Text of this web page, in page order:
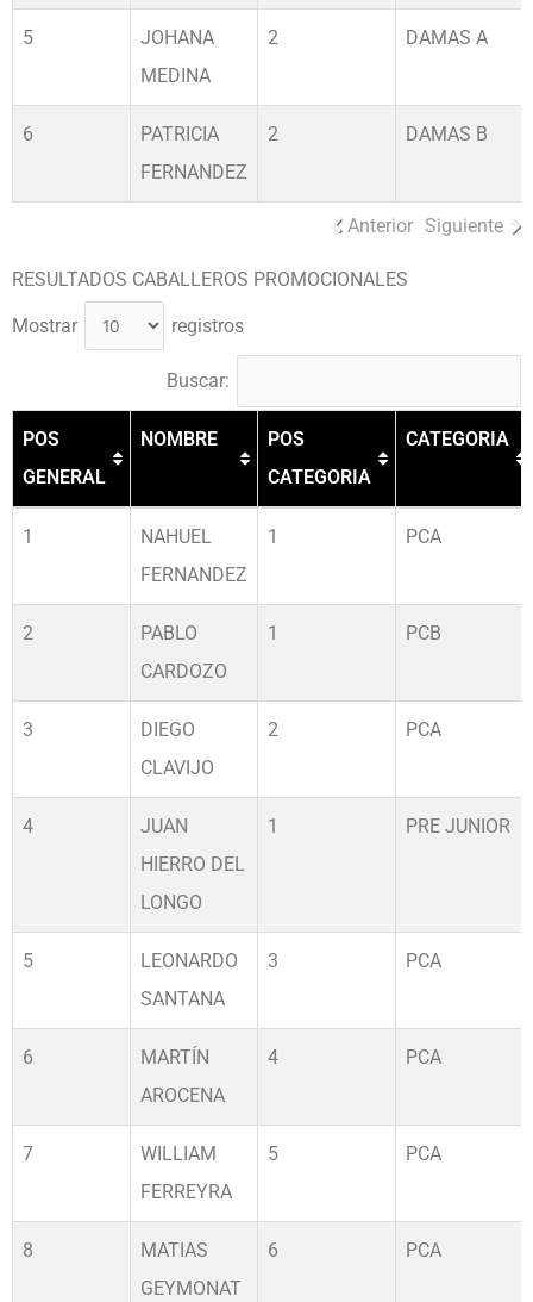
5
JOHANA
MEDINA
2 DAMAS A
6
PATRICIA
FERNANDEZ
2 DAMAS B
Anterior Siguiente
RESULTADOS CABALLEROS PROMOCIONALES
Mostrar registros
Buscar:
POS
GENERAL
NOMBRE
POS
CATEGORIA
CATEGORIA
POS
NOMBRE
POS
CATEGORIA
1
NAHUEL
FERNANDEZ
1 PCA
2
PABLO
CARDOZO
1 PCB
3
DIEGO
CLAVIJO
2 PCA
4
JUAN
HIERRO DEL
LONGO
1 PRE JUNIOR
5
LEONARDO
SANTANA
3 PCA
6
MARTÍN
AROCENA
4 PCA
7
WILLIAM
FERREYRA
5 PCA
8
MATIAS
GEYMONAT
6 PCA